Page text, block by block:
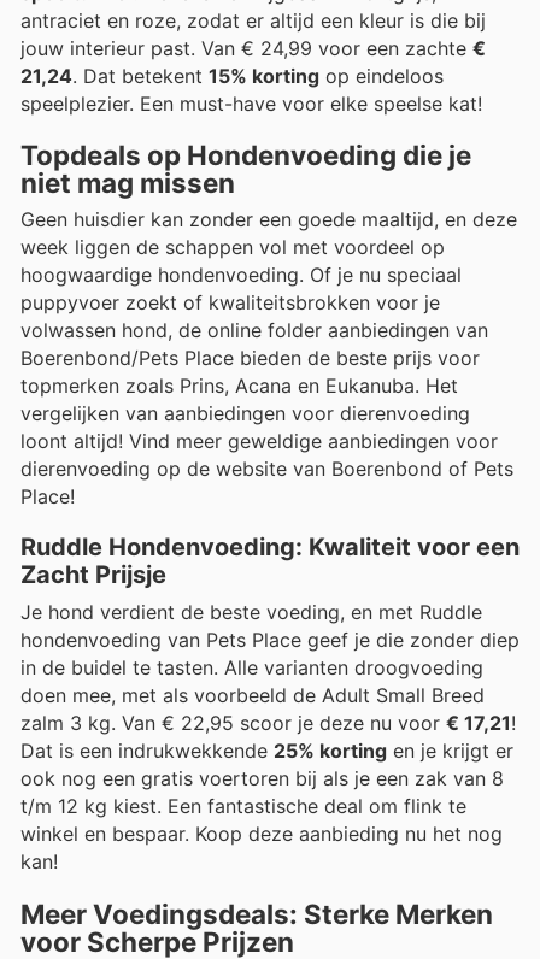
antraciet en roze, zodat er altijd een kleur is die bij
jouw interieur past. Van € 24,99 voor een zachte €
21,24. Dat betekent 15% korting op eindeloos
speelplezier. Een must-have voor elke speelse kat!
Topdeals op Hondenvoeding die je
niet mag missen
Geen huisdier kan zonder een goede maaltijd, en deze
week liggen de schappen vol met voordeel op
hoogwaardige hondenvoeding. Of je nu speciaal
puppyvoer zoekt of kwaliteitsbrokken voor je
volwassen hond, de online folder aanbiedingen van
Boerenbond/Pets Place bieden de beste prijs voor
topmerken zoals Prins, Acana en Eukanuba. Het
vergelijken van aanbiedingen voor dierenvoeding
loont altijd! Vind meer geweldige aanbiedingen voor
dierenvoeding op de website van Boerenbond of Pets
Place!
Ruddle Hondenvoeding: Kwaliteit voor een
Zacht Prijsje
Je hond verdient de beste voeding, en met Ruddle
hondenvoeding van Pets Place geef je die zonder diep
in de buidel te tasten. Alle varianten droogvoeding
doen mee, met als voorbeeld de Adult Small Breed
zalm 3 kg. Van € 22,95 scoor je deze nu voor € 17,21!
Dat is een indrukwekkende 25% korting en je krijgt er
ook nog een gratis voertoren bij als je een zak van 8
t/m 12 kg kiest. Een fantastische deal om flink te
winkel en bespaar. Koop deze aanbieding nu het nog
kan!
Meer Voedingsdeals: Sterke Merken
voor Scherpe Prijzen